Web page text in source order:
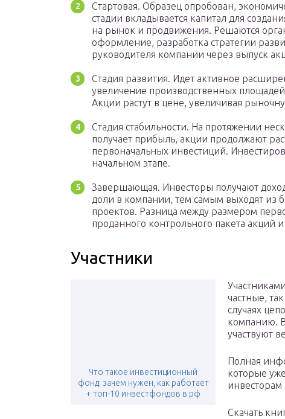
Стартовая. Образец опробован,
стадии вкладывается капитал для
на рынок и продвижения. Решаются
оформление, разработка стратегии
руководителя компании через выпуск
Стадия развития. Идет активное
увеличение производственных
Акции растут в цене, увеличивая
Стадия стабильности. На протяжении
получает прибыль, акции продолжают
первоначальных инвестиций.
начальном этапе.
Завершающая. Инвесторы получают
доли в компании, тем самым выходят из
проектов. Разница между размером
проданного контрольного пакета акций
Участники
Что такое инвестиционный
фонд: зачем нужен, как работает
+ топ-10 инвестфондов в рф
частные,
случаях
компанию.
участвуют
Полная
которые
инвесторам
Скачать